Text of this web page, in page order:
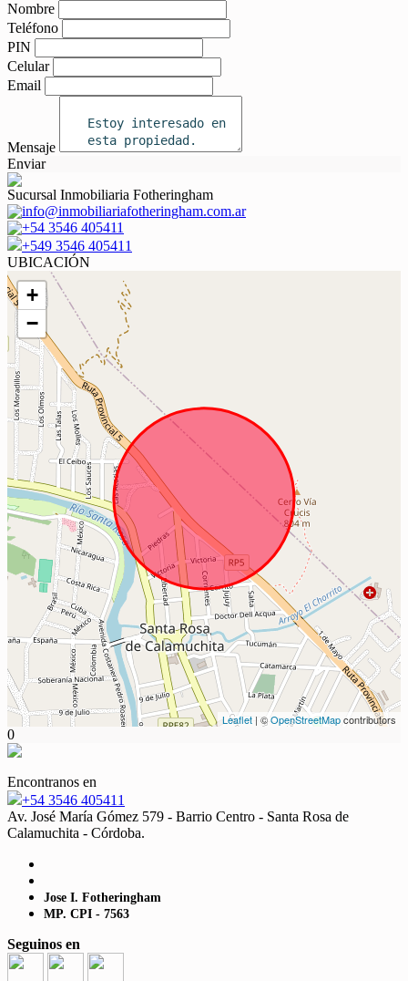
Nombre
Teléfono
PIN
Celular
Email
Mensaje
Enviar
Sucursal Inmobiliaria Fotheringham
info@inmobiliariafotheringham.com.ar
+54 3546 405411
+549 3546 405411
UBICACIÓN
+
−
Leaflet | ©OpenStreetMapcontributors
0
Encontranos en
+54 3546 405411
Av. José María Gómez 579 - Barrio Centro - Santa Rosa de
Calamuchita - Córdoba.
Jose I. Fotheringham
MP. CPI - 7563
Seguinos en